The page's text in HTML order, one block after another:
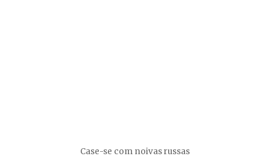
Case-se com noivas russas